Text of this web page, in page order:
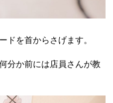
ドを首からさげます。
分か前には店員さんが教